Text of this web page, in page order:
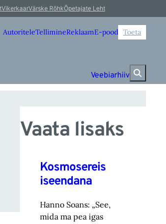
VikerkaarVärske RõhkÕpetajate Leht
AutoriteleTellimineReklaamE-pood Toeta
Veebiarhiiv
Vaata lisaks
Kosmosereis
iseendana
Hanno Soans: „See,
mida ma pea igas